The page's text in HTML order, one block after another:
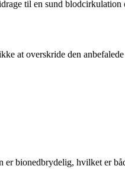
til en sund blodcirkulation
at overskride den
bionedbrydelig, hvilket er